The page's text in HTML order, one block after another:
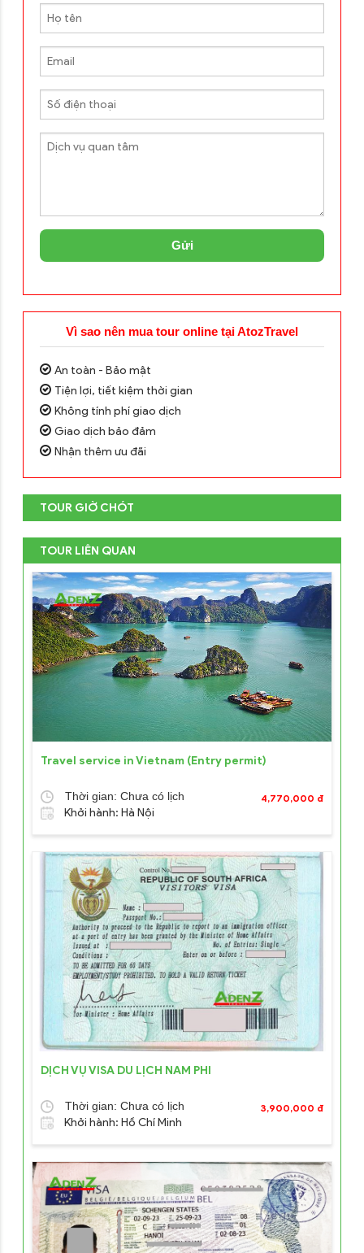
Gửi
Vì sao nên mua tour online tại AtozTravel
An toàn - Bảo mật
Tiện lợi, tiết kiệm thời gian
Không tính phí giao dịch
Giao dịch bảo đảm
Nhận thêm ưu đãi
TOUR GIỜ CHÓT
TOUR LIÊN QUAN
Travel service in Vietnam (Entry permit)
Thời gian: Chưa có lịch
Khởi hành: Hà Nội
4,770,000 đ
DỊCH VỤ VISA DU LỊCH NAM PHI
Thời gian: Chưa có lịch
Khởi hành: Hồ Chí Minh
3,900,000 đ